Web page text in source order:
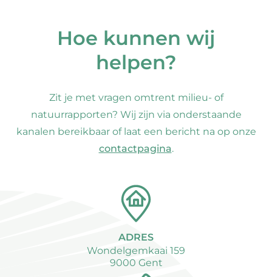
Hoe kunnen wij
helpen?
Zit je met vragen omtrent milieu- of
natuurrapporten? Wij zijn via onderstaande
kanalen bereikbaar of laat een bericht na op onze
contactpagina.
ADRES
Wondelgemkaai 159
9000 Gent